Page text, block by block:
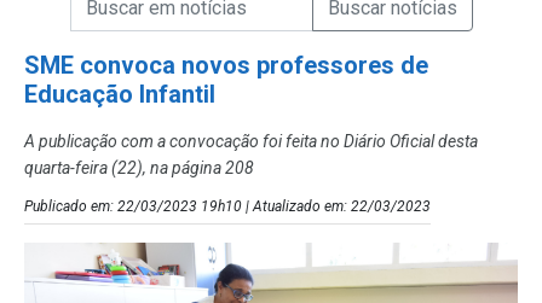
SME convoca novos professores de
Educação Infantil
A publicação com a convocação foi feita no Diário Oficial desta
quarta-feira (22), na página 208
Publicado em: 22/03/2023 19h10 | Atualizado em: 22/03/2023